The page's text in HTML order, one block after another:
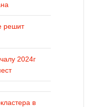
решит
2024г
в